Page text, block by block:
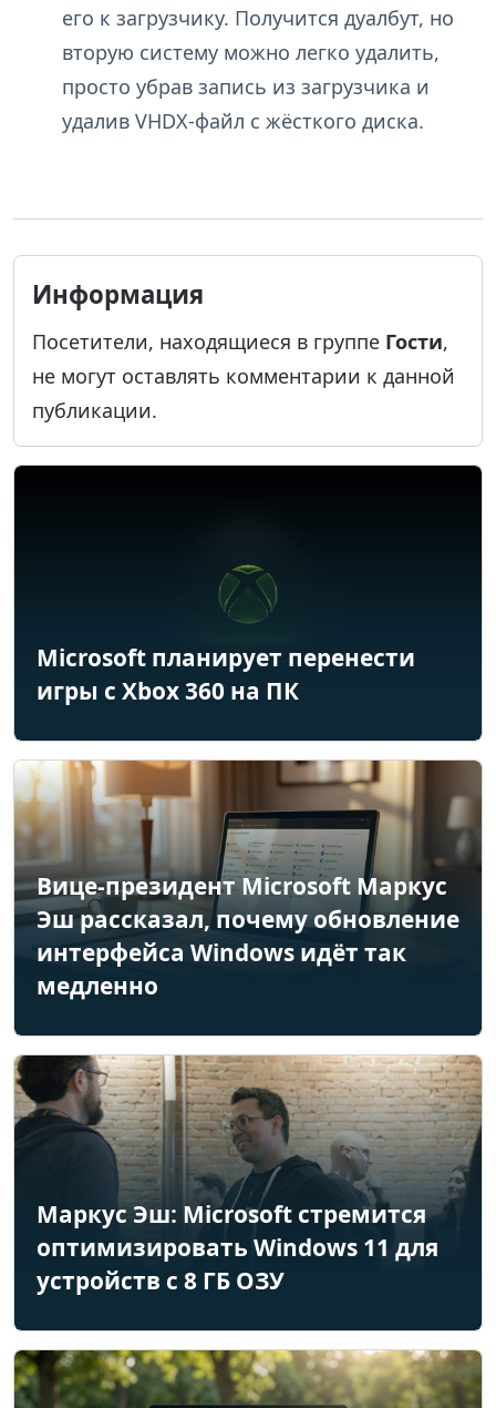
его к загрузчику. Получится дуалбут, но
вторую систему можно легко удалить,
просто убрав запись из загрузчика и
удалив VHDX-файл с жёсткого диска.
Информация
Посетители, находящиеся в группе Гости,
не могут оставлять комментарии к данной
публикации.
Microsoft планирует перенести
игры с Xbox 360 на ПК
Вице-президент Microsoft Маркус
Эш рассказал, почему обновление
интерфейса Windows идёт так
медленно
Маркус Эш: Microsoft стремится
оптимизировать Windows 11 для
устройств с 8 ГБ ОЗУ